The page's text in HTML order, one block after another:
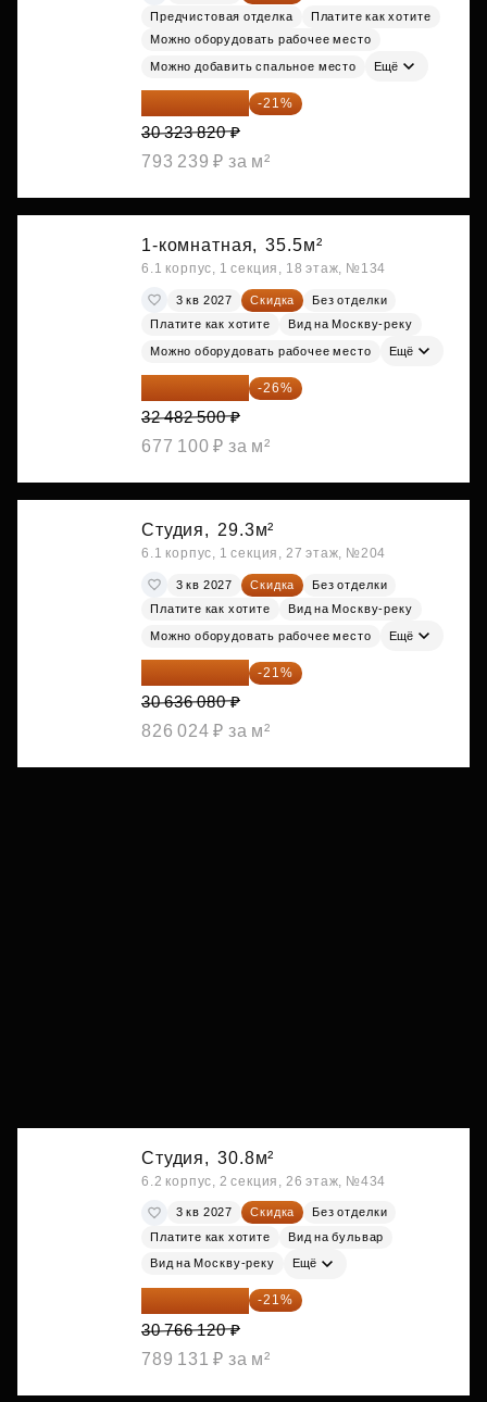
Предчистовая отделка
Платите как хотите
Можно оборудовать рабочее место
Можно добавить спальное место Ещё
23 955 818 ₽ -21%
30 323 820 ₽
793 239 ₽ за м²
1-комнатная, 35.5м²
6.1 корпус, 1 секция, 18 этаж, №134
3 кв 2027 Скидка
Без отделки
Платите как хотите
Вид на Москву-реку
Можно оборудовать рабочее место Ещё
24 037 050 ₽ -26%
32 482 500 ₽
677 100 ₽ за м²
Студия, 29.3м²
6.1 корпус, 1 секция, 27 этаж, №204
3 кв 2027 Скидка
Без отделки
Платите как хотите
Вид на Москву-реку
Можно оборудовать рабочее место Ещё
24 202 503 ₽ -21%
30 636 080 ₽
826 024 ₽ за м²
Студия, 30.8м²
6.2 корпус, 2 секция, 26 этаж, №434
3 кв 2027 Скидка
Без отделки
Платите как хотите
Вид на бульвар
Вид на Москву-реку Ещё
24 305 235 ₽ -21%
30 766 120 ₽
789 131 ₽ за м²